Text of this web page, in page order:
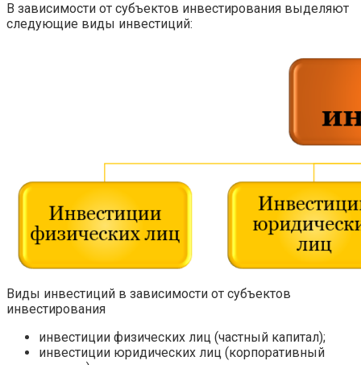
В зависимости от субъектов инвестирования выделяют
следующие виды инвестиций:
Виды инвестиций в зависимости от субъектов
инвестирования
инвестиции физических лиц (частный капитал);
инвестиции юридических лиц (корпоративный